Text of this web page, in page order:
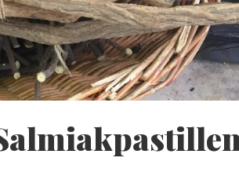
Radfahren Rückenschmerzen Sauna
Schlaf schlank Sport
Stoffwechsel Tee Training Vitamine
Wandern Wellness Übergewicht